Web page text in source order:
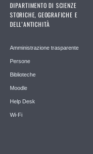
DIPARTIMENTO DI SCIENZE
STORICHE, GEOGRAFICHE E
DELL’ANTICHITÀ
Amministrazione trasparente
Persone
Biblioteche
Moodle
Help Desk
Wi-Fi